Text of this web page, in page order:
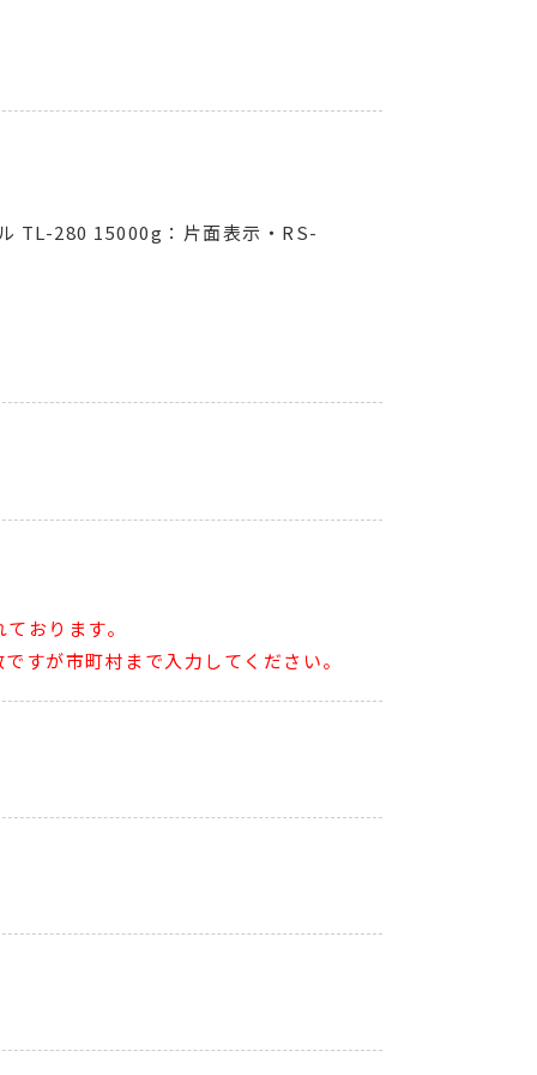
TL-280 15000g：片面表示・RS-
おります。
すが市町村まで入力してください。